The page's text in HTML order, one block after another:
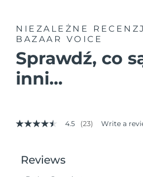
NIEZALEŻNE
BAZAAR VOICE
Sprawdź, co
inni...
4.5
stars,
average
4.5 (23) Write a